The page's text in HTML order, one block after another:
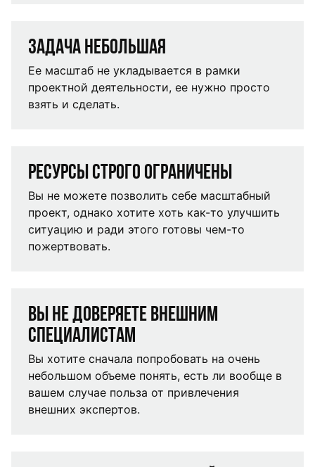
Задача небольшая
Ее масштаб не укладывается в рамки
проектной деятельности, ее нужно просто
взять и сделать.
Ресурсы строго ограничены
Вы не можете позволить себе масштабный
проект, однако хотите хоть как-то улучшить
ситуацию и ради этого готовы чем-то
пожертвовать.
Вы не доверяете внешним
специалистам
Вы хотите сначала попробовать на очень
небольшом объеме понять, есть ли вообще в
вашем случае польза от привлечения
внешних экспертов.